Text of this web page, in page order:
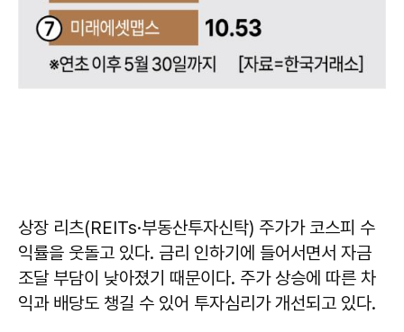
상장 리츠(REITs·부동산투자신탁) 주가가 코스피 수
익률을 웃돌고 있다. 금리 인하기에 들어서면서 자금
조달 부담이 낮아졌기 때문이다. 주가 상승에 따른 차
익과 배당도 챙길 수 있어 투자심리가 개선되고 있다.